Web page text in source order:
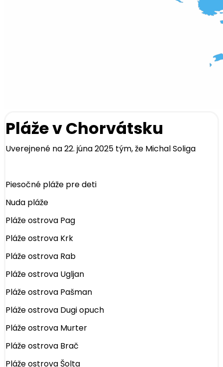
Pláže v Chorvátsku
Uverejnené na 22. júna 2025 tým, že Michal Soliga
Piesočné pláže pre deti
Nuda pláže
Pláže ostrova Pag
Pláže ostrova Krk
Pláže ostrova Rab
Pláže ostrova Ugljan
Pláže ostrova Pašman
Pláže ostrova Dugi opuch
Pláže ostrova Murter
Pláže ostrova Brač
Pláže ostrova Šolta